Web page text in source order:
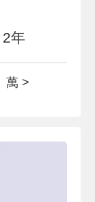
2年
萬 >